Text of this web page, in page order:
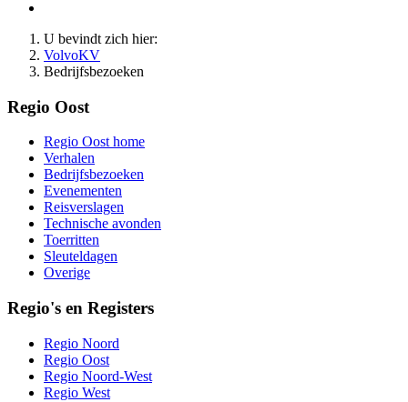
U bevindt zich hier:
VolvoKV
Bedrijfsbezoeken
Regio Oost
Regio Oost home
Verhalen
Bedrijfsbezoeken
Evenementen
Reisverslagen
Technische avonden
Toerritten
Sleuteldagen
Overige
Regio's en Registers
Regio Noord
Regio Oost
Regio Noord-West
Regio West